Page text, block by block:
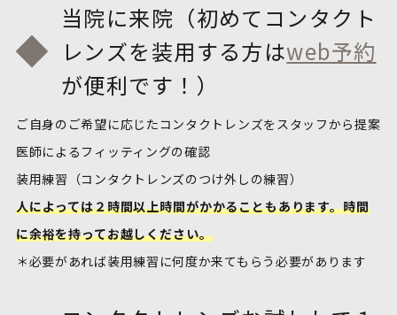
当院に来院（初めてコンタクト
レンズを装用する方はweb予約
が便利です！）
ご自身のご希望に応じたコンタクトレンズをスタッフから提案
医師によるフィッティングの確認
装用練習（コンタクトレンズのつけ外しの練習）
人によっては２時間以上時間がかかることもあります。時間
に余裕を持ってお越しください。
＊必要があれば装用練習に何度か来てもらう必要があります